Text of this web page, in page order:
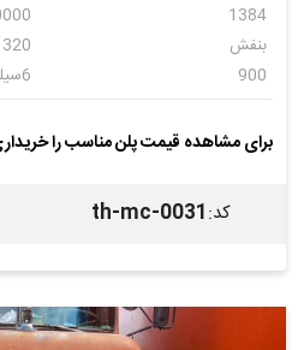
1384
بنفش
320 اسب
900
6سیلندر ماک
برای مشاهده قیمت پلن مناسب را
کد:
th-mc-0031